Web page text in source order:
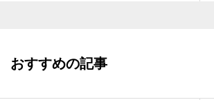
おすすめの記事